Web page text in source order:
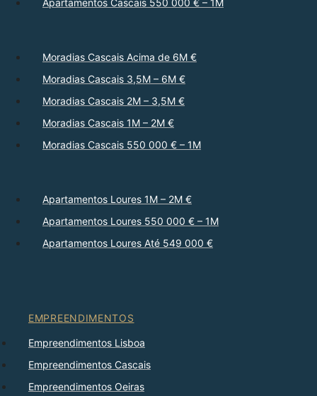
Apartamentos Cascais 550 000 € – 1M
Moradias Cascais Acima de 6M €
Moradias Cascais 3,5M – 6M €
Moradias Cascais 2M – 3,5M €
Moradias Cascais 1M – 2M €
Moradias Cascais 550 000 € – 1M
Apartamentos Loures 1M – 2M €
Apartamentos Loures 550 000 € – 1M
Apartamentos Loures Até 549 000 €
EMPREENDIMENTOS
Empreendimentos Lisboa
Empreendimentos Cascais
Empreendimentos Oeiras